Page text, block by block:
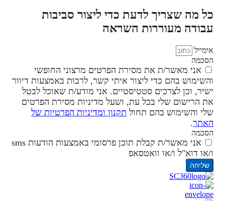
כל מה שצריך לדעת כדי ליצור סביבות
עבודה מעוררות השראה
אימייל
הסכמה
אני מאשר/ת את מסירת הפרטים מרצוני החופשי
והשימוש בהם כדי ליצור איתי קשר, לרבות באמצעות דיוור
ישיר, וכן לצרכים סטטיסטיים. אני מודע/ת שאוכל לבטל
את הרישום שלי בכל עת, ושעל מדיניות מסירת הפרטים
שלי והשימוש בהם תחול תקנון ומדיניות הפרטיות של
האתר.
הסכמה
אני מאשר/ת קבלת תוכן פרסומי באמצעות הודעות sms
ו/או דוא"ל ו/או וואטסאפ
שליחה